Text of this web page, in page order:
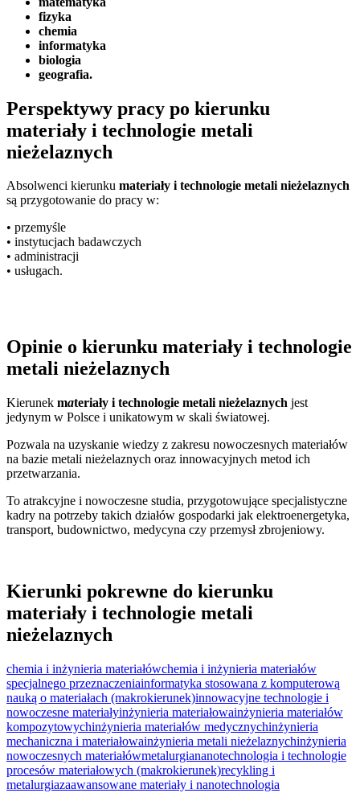
fizyka
chemia
informatyka
biologia
geografia.
Perspektywy pracy po kierunku
materiały i technologie metali
nieżelaznych
Absolwenci kierunku materiały i technologie metali nieżelaznych
są przygotowanie do pracy w:
• przemyśle
• instytucjach badawczych
• administracji
• usługach.
Opinie o kierunku materiały i technologie
metali nieżelaznych
Kierunek materiały i technologie metali nieżelaznych jest
jedynym w Polsce i unikatowym w skali światowej.
Pozwala na uzyskanie wiedzy z zakresu nowoczesnych materiałów
na bazie metali nieżelaznych oraz innowacyjnych metod ich
przetwarzania.
To atrakcyjne i nowoczesne studia, przygotowujące specjalistyczne
kadry na potrzeby takich działów gospodarki jak elektroenergetyka,
transport, budownictwo, medycyna czy przemysł zbrojeniowy.
Kierunki pokrewne do kierunku
materiały i technologie metali
nieżelaznych
chemia i inżynieria materiałówchemia i inżynie­ria ma­teriałów
specjal­nego prze­zna­cze­niainformatyka stosowana z komputerową
nauką o materiałach (makrokierunek)innowacyjne technologie i
nowoczesne materiałyinżynieria materiałowainżynieria materiałów
kompozytowychinżynieria materiałów medycznychinżynieria
mechaniczna i materiałowainżynieria metali nieżelaznychinżynieria
nowoczesnych materiałówmetalurgiananotechnologia i technologie
procesów materiałowych (makrokierunek)recykling i
metalurgiazaawansowane materiały i nanotechnologia